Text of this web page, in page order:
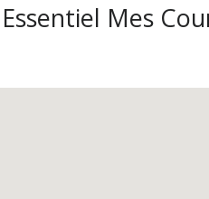
Mes